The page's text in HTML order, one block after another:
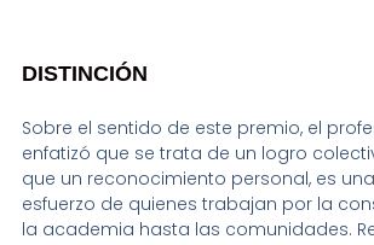
DISTINCIÓN
Sobre el sentido de este premio, el
enfatizó que se trata de un logro
que un reconocimiento personal, es
esfuerzo de quienes trabajan por la
la academia hasta las comunidades.